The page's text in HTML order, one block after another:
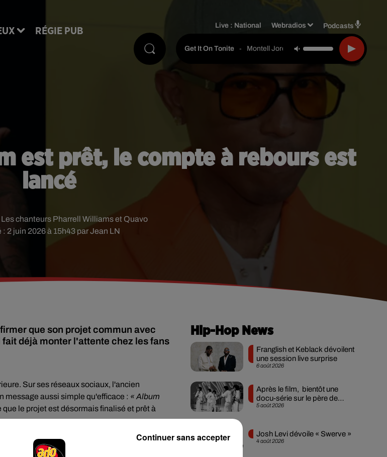
RÉGIE PUB
Live : National Webradios Podcasts
Get It On Tonite - Montell Jordan
est prêt, le compte à rebours est
lancé
: 2 juin 2026 à 15h43 par Jean LN
Les chanteurs Pharrell Williams et Quavo
que son projet commun avec
déjà monter l'attente chez les fans
Sur ses réseaux sociaux, l'ancien
message aussi simple qu'efficace : « Album
le projet est désormais finalisé et prêt à
révélé travailler étroitement avec Pharrell
dont Pharrell est le directeur artistique des
Hip-Hop News
6 août 2026
Franglish et Keblack dévoilent
une session live surprise
5 août 2026
Après le film, bientôt une
docu-série sur le père de
Michael Jackson
4 août 2026
Josh Levi dévoile « Swerve »
Continuer sans accepter